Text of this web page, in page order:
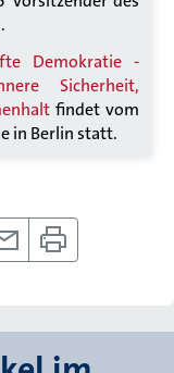
Demokratie -
Sicherheit,
findet vom
in Berlin statt.